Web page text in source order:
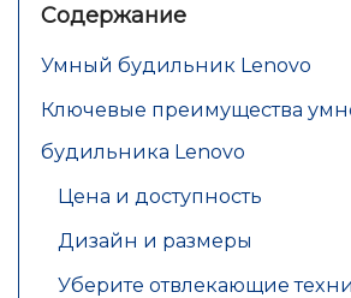
Содержание
Умный будильник Lenovo
Ключевые преимущества
будильника Lenovo
Цена и доступность
Дизайн и размеры
Уберите отвлекающие